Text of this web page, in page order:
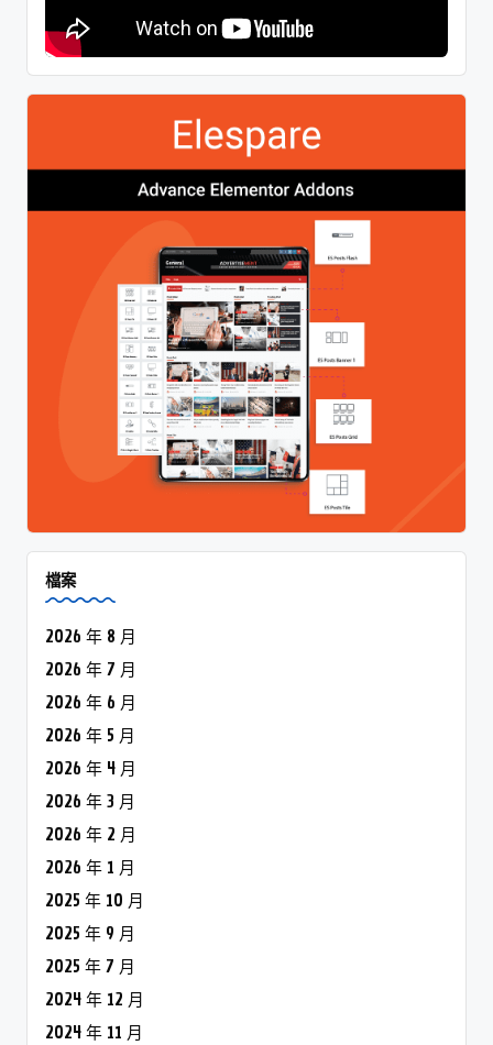
檔案
2026 年 8 月
2026 年 7 月
2026 年 6 月
2026 年 5 月
2026 年 4 月
2026 年 3 月
2026 年 2 月
2026 年 1 月
2025 年 10 月
2025 年 9 月
2025 年 7 月
2024 年 12 月
2024 年 11 月